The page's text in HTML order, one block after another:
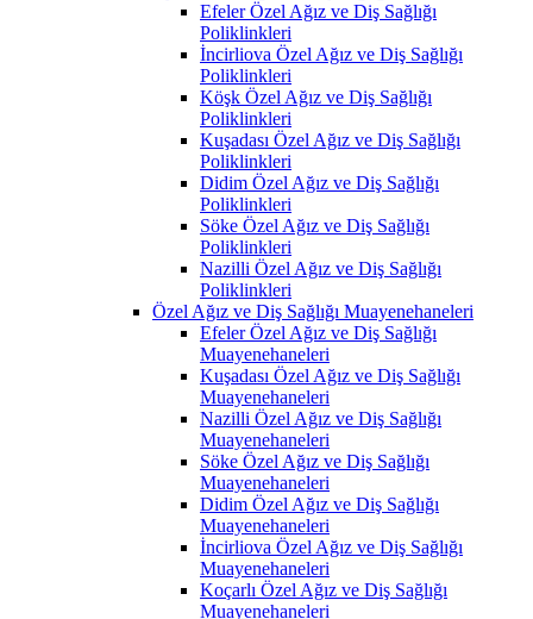
Efeler Özel Ağız ve Diş Sağlığı
Poliklinkleri
İncirliova Özel Ağız ve Diş Sağlığı
Poliklinkleri
Köşk Özel Ağız ve Diş Sağlığı
Poliklinkleri
Kuşadası Özel Ağız ve Diş Sağlığı
Poliklinkleri
Didim Özel Ağız ve Diş Sağlığı
Poliklinkleri
Söke Özel Ağız ve Diş Sağlığı
Poliklinkleri
Nazilli Özel Ağız ve Diş Sağlığı
Poliklinkleri
Özel Ağız ve Diş Sağlığı Muayenehaneleri
Efeler Özel Ağız ve Diş Sağlığı
Muayenehaneleri
Kuşadası Özel Ağız ve Diş Sağlığı
Muayenehaneleri
Nazilli Özel Ağız ve Diş Sağlığı
Muayenehaneleri
Söke Özel Ağız ve Diş Sağlığı
Muayenehaneleri
Didim Özel Ağız ve Diş Sağlığı
Muayenehaneleri
İncirliova Özel Ağız ve Diş Sağlığı
Muayenehaneleri
Koçarlı Özel Ağız ve Diş Sağlığı
Muayenehaneleri